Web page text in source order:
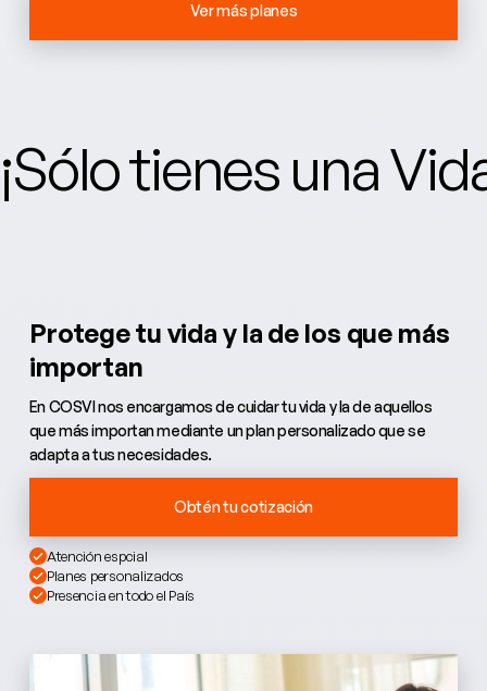
Ver más planes
¡Sólo tienes una
Protege tu vida y la de los que más
importan
En COSVI nos encargamos de cuidar tu vida y la de aquellos
que más importan mediante un plan personalizado que se
adapta a tus necesidades.
Obtén tu cotización
Atención espcial
Planes personalizados
Presencia en todo el País